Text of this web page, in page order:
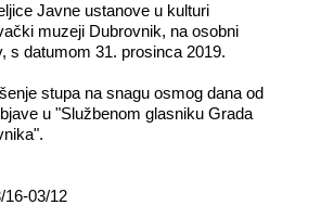
Javne ustanove u kulturi
muzeji Dubrovnik, na osobni
s datumom 31. prosinca 2019.
stupa na snagu osmog dana od
u "Službenom glasniku Grada
16-03/12